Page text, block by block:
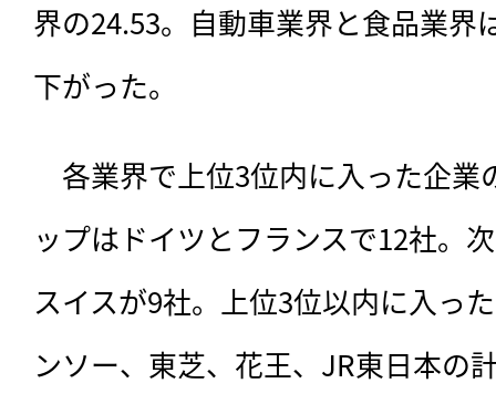
界の24.53。自動車業界と食品業界
下がった。
各業界で上位3位内に入った企業
ップはドイツとフランスで12社。
スイスが9社。上位3位以内に入っ
ンソー、東芝、花王、JR東日本の